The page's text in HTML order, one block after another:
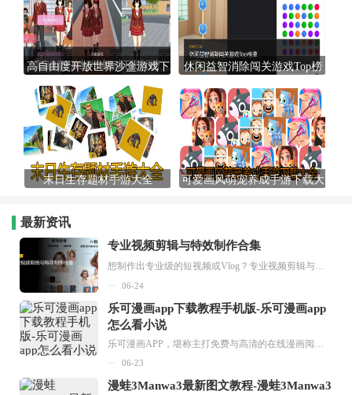
高自由度开放世界沙盒游戏下
休闲益智消除闯关游戏Top榜
末日生存题材手游大全
可爱画风萌宠养成手游下载大
最新资讯
专业视频剪辑与特效制作合集
06-24
乐可漫画app下载教程手机版-乐可漫画app
怎么看小说
乐可漫画APP，堪称主打免费与高清的在线漫画阅读神器。其官方版提供海量完整版漫画资源，无论是国内漫画，还是日漫、韩漫、台漫、美漫等国外漫画，应有尽有，随时供你阅读。只需轻点一下，便能直接进入阅读界面。不仅如此，乐可漫画最新版本更新速度极快，在这里，你总能抢先看到全网一手漫画章节内容！...
06-23
漫蛙3Manwa3最新图文教程-漫蛙3Manwa3